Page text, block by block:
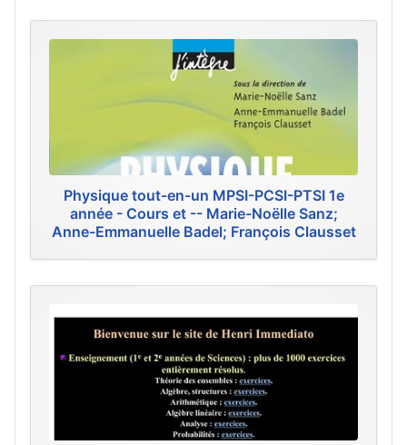
Physique tout-en-un MPSI-PCSI-PTSI 1e
année - Cours et -- Marie-Noëlle Sanz;
Anne-Emmanuelle Badel; François Clausset